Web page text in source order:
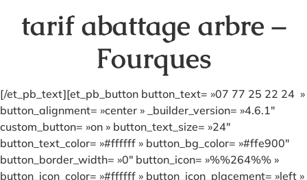
tarif abattage arbre –
Fourques
[/et_pb_text][et_pb_button button_text= »07 77 25 22 24 »
button_alignment= »center » _builder_version= »4.6.1″
custom_button= »on » button_text_size= »24″
button_text_color= »#ffffff » button_bg_color= »#ffe900″
button_border_width= »0″ button_icon= »%%264%% »
button_icon_color= »#ffffff » button_icon_placement= »left »